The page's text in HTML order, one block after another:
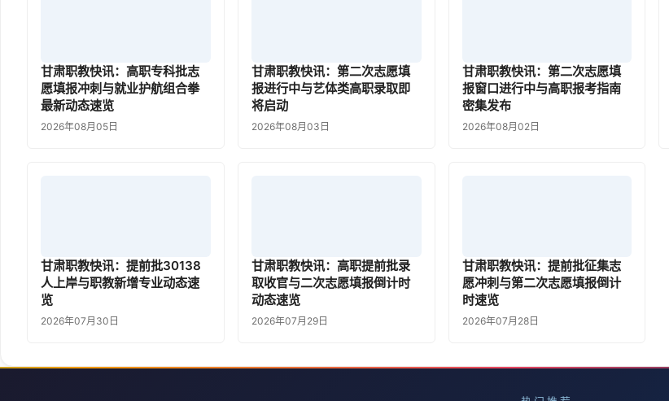
甘肃职教快讯：高职专科批志
愿填报冲刺与就业护航组合拳
最新动态速览
2026年08月05日
甘肃职教快讯：第二次志愿填
报进行中与艺体类高职录取即
将启动
2026年08月03日
甘肃职教快讯：第二次志愿填
报窗口进行中与高职报考指南
密集发布
2026年08月02日
甘肃职教快讯：提前批30138
人上岸与职教新增专业动态速
览
2026年07月30日
甘肃职教快讯：高职提前批录
取收官与二次志愿填报倒计时
动态速览
2026年07月29日
甘肃职教快讯：提前批征集志
愿冲刺与第二次志愿填报倒计
时速览
2026年07月28日